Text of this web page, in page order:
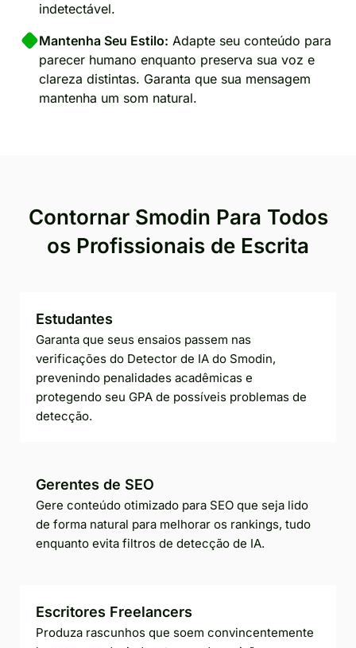
indetectável.
Mantenha Seu Estilo: Adapte seu conteúdo para
parecer humano enquanto preserva sua voz e
clareza distintas. Garanta que sua mensagem
mantenha um som natural.
Contornar Smodin Para Todos
os Profissionais de Escrita
Estudantes
Garanta que seus ensaios passem nas
verificações do Detector de IA do Smodin,
prevenindo penalidades acadêmicas e
protegendo seu GPA de possíveis problemas de
detecção.
Gerentes de SEO
Gere conteúdo otimizado para SEO que seja lido
de forma natural para melhorar os rankings, tudo
enquanto evita filtros de detecção de IA.
Escritores Freelancers
Produza rascunhos que soem convincentemente